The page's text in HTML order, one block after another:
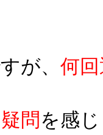
が、 何
問を感